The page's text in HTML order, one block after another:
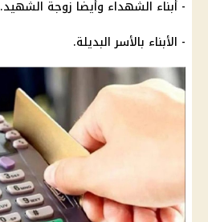
- أبناء الشهداء وأيضا زوجة الشهيد.
- الأبناء بالأسر البديلة.